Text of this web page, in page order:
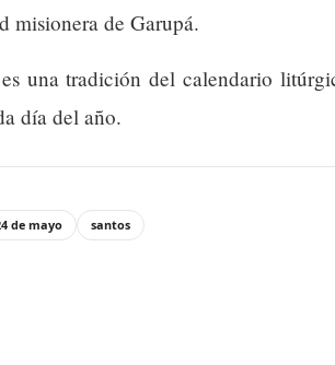
misionera de Garupá.
una tradición del calendario
día del año.
de mayo santos